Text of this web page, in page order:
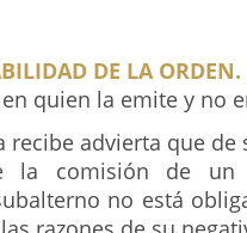
DE LA ORDEN.
quien la emite y no
recibe advierta que de
la comisión de
no está